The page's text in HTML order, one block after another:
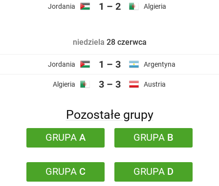
Jordania 1 – 2 Algieria
niedziela 28 czerwca
Jordania 1 – 3 Argentyna
Algieria 3 – 3 Austria
Pozostałe grupy
GRUPA A GRUPA B
GRUPA C GRUPA D